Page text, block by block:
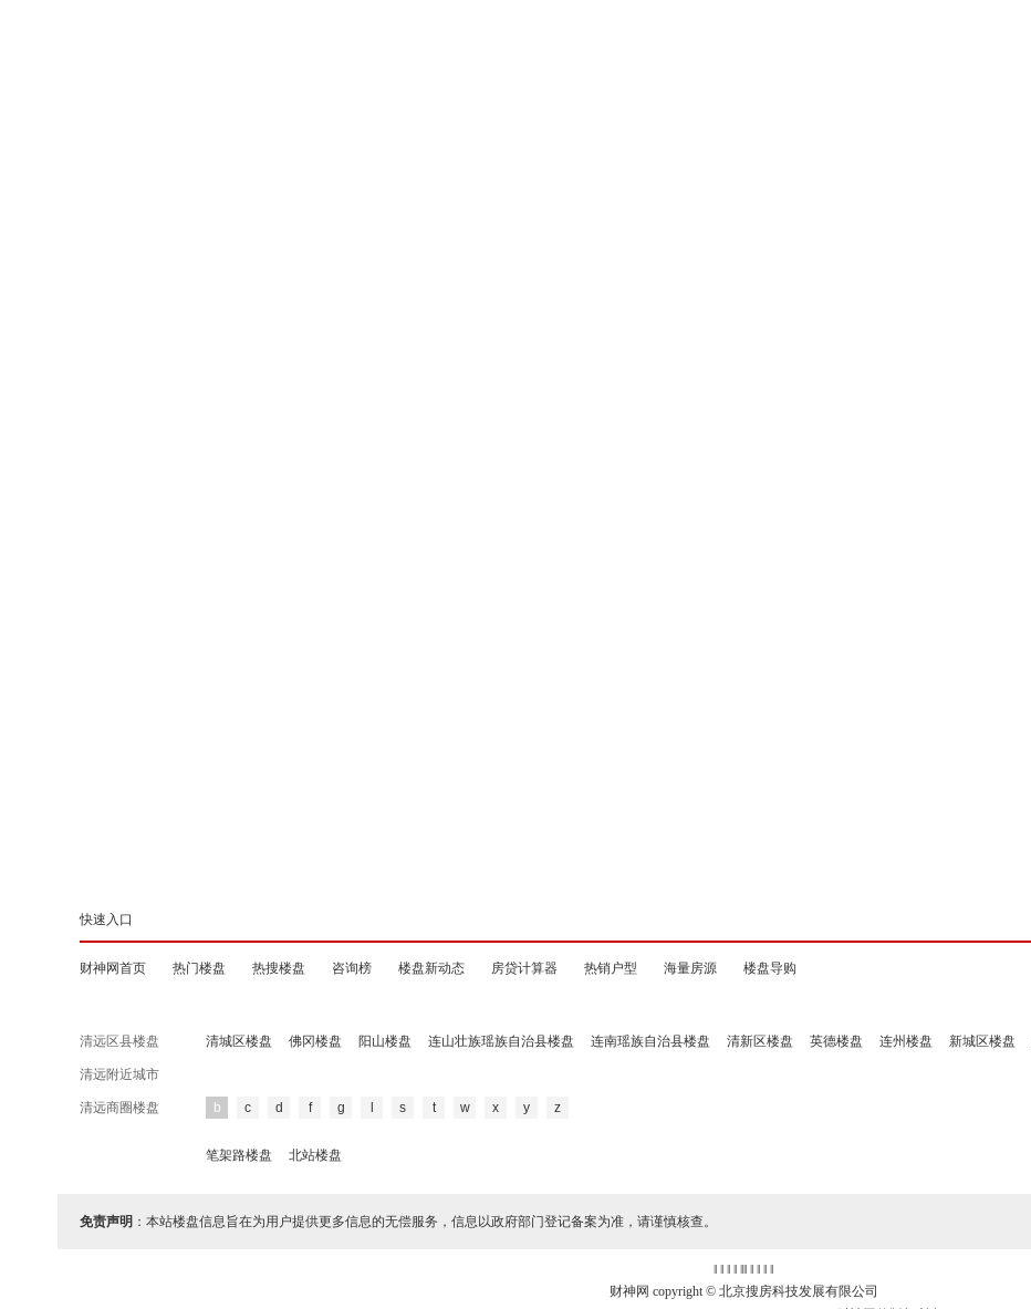
快速入口
财神网首页 热门楼盘 热搜楼盘 咨询榜 楼盘新动态 房贷计算器 热销户型 海量房源 楼盘导购
清远区县楼盘 清城区楼盘 佛冈楼盘 阳山楼盘 连山壮族瑶族自治县楼盘 连南瑶族自治县楼盘 清新区楼盘 英德楼盘 连州楼盘 新城区楼盘
清远附近城市
清远商圈楼盘 b c d f g s t w x y z
笔架路楼盘 北站楼盘
免责声明 ：本站楼盘信息旨在为用户提供更多信息的无偿服务，信息以政府部门登记备案为准，请谨慎核查。
‖ ‖ ‖ ‖ ‖‖ ‖ ‖ ‖ ‖
财神网 copyright © 北京搜房科技发展有限公司